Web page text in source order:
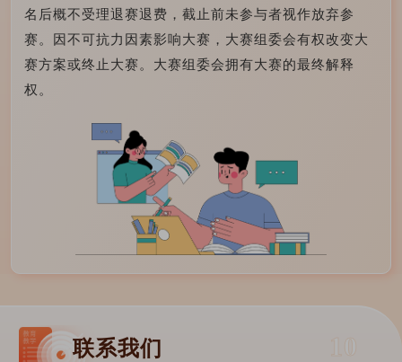
名后概不受理退赛退费，截止前未参与者视作放弃参
赛。因不可抗力因素影响大赛，大赛组委会有权改变大
赛方案或终止大赛。大赛组委会拥有大赛的最终解释
权。
联系我们 10